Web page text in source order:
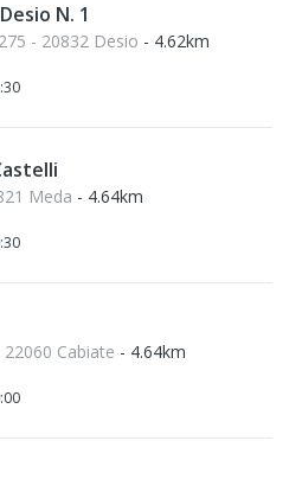
N. 1
- 20832 Desio - 4.62km
Meda - 4.64km
Cabiate - 4.64km